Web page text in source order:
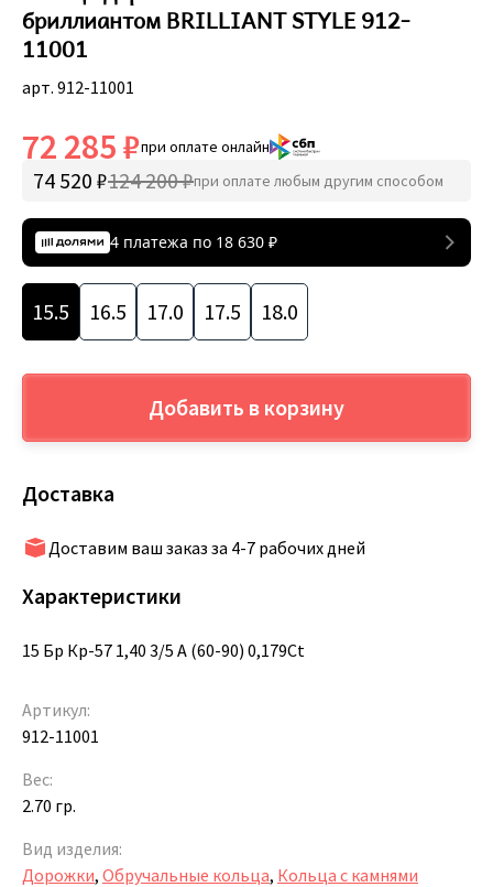
бриллиантом BRILLIANT STYLE 912-
11001
арт. 912-11001
72 285 ₽при оплате онлайн
74 520 ₽124 200 ₽при оплате любым другим способом
4 платежа по 18 630 ₽
15.5 16.5 17.0 17.5 18.0
Добавить в корзину
Доставка
Доставим ваш заказ за 4-7 рабочих дней
Характеристики
15 Бр Кр-57 1,40 3/5 А (60-90) 0,179Ct
Артикул:
912-11001
Вес:
2.70 гр.
Вид изделия:
Дорожки, Обручальные кольца, Кольца с камнями